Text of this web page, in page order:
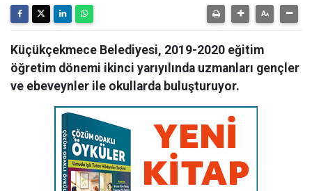
Küçükçekmece Belediyesi, 2019-2020 eğitim
öğretim dönemi ikinci yarıyılında uzmanları gençler
ve ebeveynler ile okullarda buluşturuyor.